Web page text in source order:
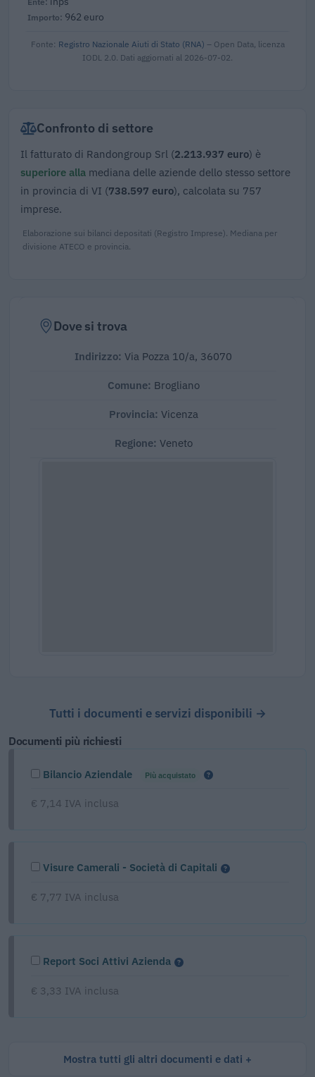
962 euro
Fonte: Registro Nazionale Aiuti di Stato (RNA) – Open Data, licenza
IODL 2.0. Dati aggiornati al 2026-07-02.
Confronto di settore
Il fatturato di Randongroup Srl (2.213.937 euro) è
superiore alla mediana delle aziende dello stesso settore
in provincia di VI (738.597 euro), calcolata su 757
imprese.
Elaborazione sui bilanci depositati (Registro Imprese). Mediana per
divisione ATECO e provincia.
Dove si trova
Indirizzo: Via Pozza 10/a, 36070
Comune: Brogliano
Provincia: Vicenza
Regione: Veneto
Tutti i documenti e servizi disponibili →
Documenti più richiesti
Bilancio Aziendale Più acquistato
€ 7,14 IVA inclusa
Visure Camerali - Società di Capitali
€ 7,77 IVA inclusa
Report Soci Attivi Azienda
€ 3,33 IVA inclusa
Mostra tutti gli altri documenti e dati